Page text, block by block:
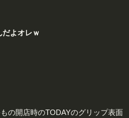
よオレｗ
の開店時のTODAYのグリップ表面